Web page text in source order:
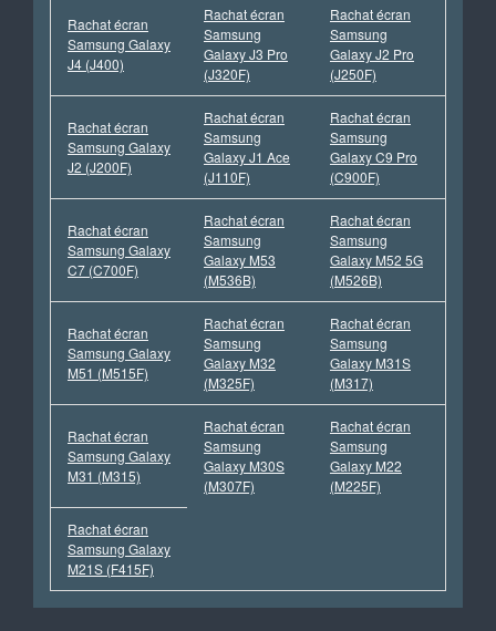
Rachat écran
Samsung Galaxy
J4 (J400)
Rachat écran
Samsung
Galaxy J3 Pro
(J320F)
Rachat écran
Samsung
Galaxy J2 Pro
(J250F)
Rachat écran
Samsung Galaxy
J2 (J200F)
Rachat écran
Samsung
Galaxy J1 Ace
(J110F)
Rachat écran
Samsung
Galaxy C9 Pro
(C900F)
Rachat écran
Samsung Galaxy
C7 (C700F)
Rachat écran
Samsung
Galaxy M53
(M536B)
Rachat écran
Samsung
Galaxy M52 5G
(M526B)
Rachat écran
Samsung Galaxy
M51 (M515F)
Rachat écran
Samsung
Galaxy M32
(M325F)
Rachat écran
Samsung
Galaxy M31S
(M317)
Rachat écran
Samsung Galaxy
M31 (M315)
Rachat écran
Samsung
Galaxy M30S
(M307F)
Rachat écran
Samsung
Galaxy M22
(M225F)
Rachat écran
Samsung Galaxy
M21S (F415F)